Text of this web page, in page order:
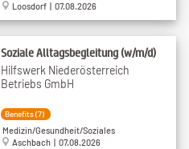
Loosdorf | 07.08.2026
Soziale Alltagsbegleitung (w/m/d)
Hilfswerk Niederösterreich
Betriebs GmbH
Benefits (7)
Medizin/Gesundheit/Soziales
Aschbach | 07.08.2026